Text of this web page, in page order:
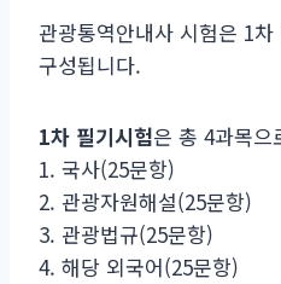
관광통역안내사 시험은 1
구성됩니다.
1차 필기시험은 총 4과목으
1. 국사(25문항)
2. 관광자원해설(25문항)
3. 관광법규(25문항)
4. 해당 외국어(25문항)